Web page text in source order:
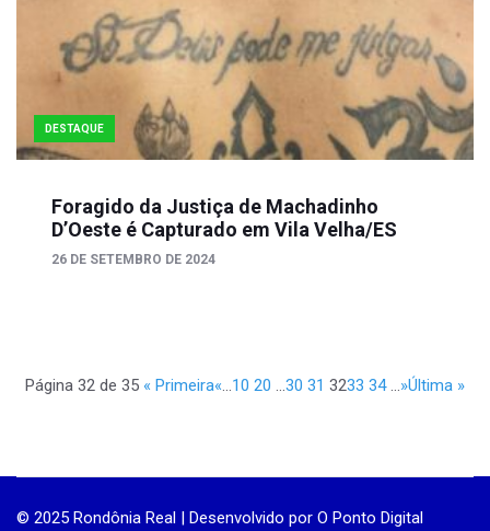
DESTAQUE
Foragido da Justiça de Machadinho
D’Oeste é Capturado em Vila Velha/ES
26 DE SETEMBRO DE 2024
Página 32 de 35 « Primeira«...10 20 ...30 31 3233 34...»Última »
© 2025 Rondônia Real | Desenvolvido por O Ponto Digital